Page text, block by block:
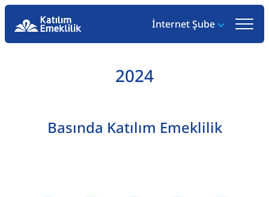
İnternet Şube
2024
Basında Katılım Emeklilik